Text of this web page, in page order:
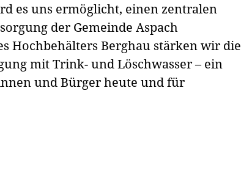
es uns ermöglicht, einen zentralen
der Gemeinde Aspach
Hochbehälters Berghau stärken wir die
mit Trink- und Löschwasser – ein
und Bürger heute und für